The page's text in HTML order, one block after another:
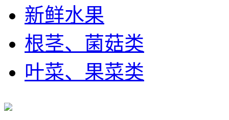
新鲜水果
根茎、菌菇类
叶菜、果菜类